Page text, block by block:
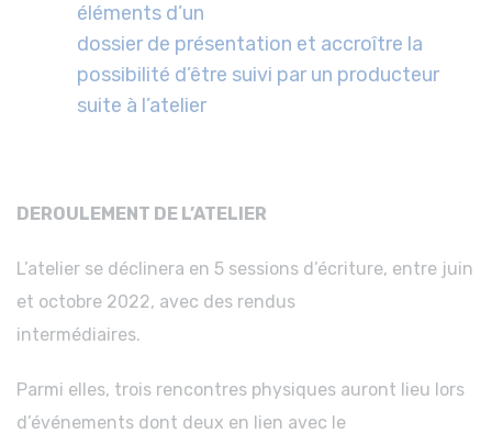
éléments d’un
dossier de présentation et accroître la
possibilité d’être suivi par un producteur
suite à l’atelier
DEROULEMENT DE L’ATELIER
L’atelier se déclinera en 5 sessions d’écriture, entre juin
et octobre 2022, avec des rendus
intermédiaires.
Parmi elles, trois rencontres physiques auront lieu lors
d’événements dont deux en lien avec le